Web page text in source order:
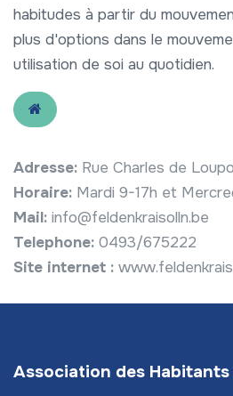
habitudes à partir du
plus d'options dans le
utilisation de soi au quotidien.
Adresse: Rue Charles de
Horaire: Mardi 9-17h et
Mail: info@feldenkraisolln.be
Telephone: 0493/675222
Site internet :
Association des Habitants